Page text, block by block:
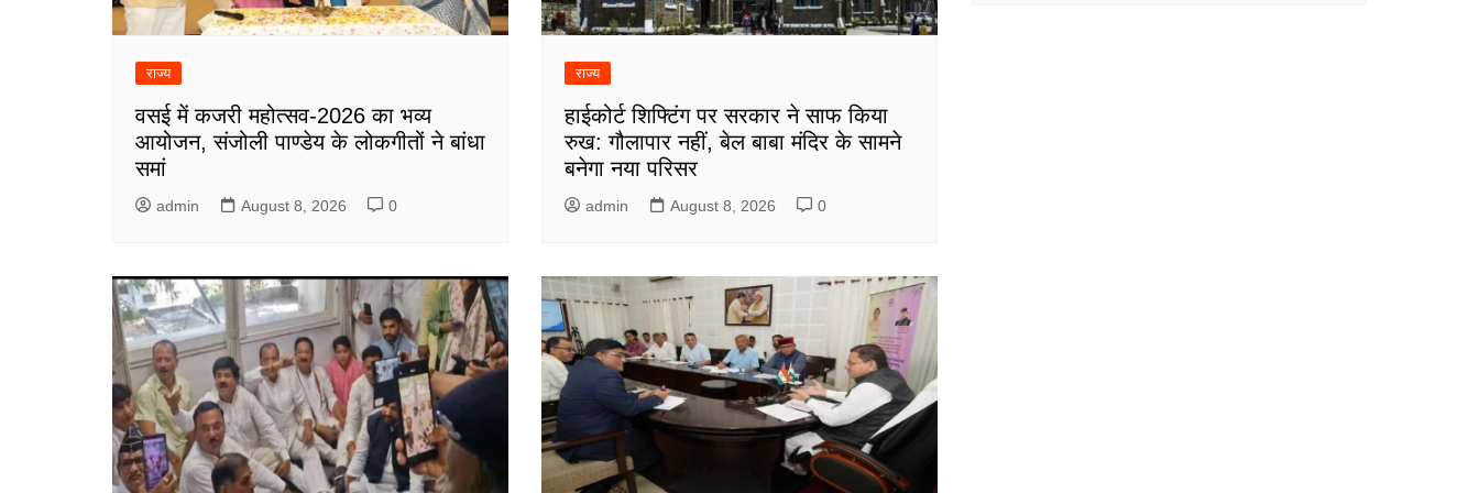
राज्य
वसई में कजरी महोत्सव-2026 का भव्य
आयोजन, संजोली पाण्डेय के लोकगीतों ने बांधा
समां
admin August 8, 2026 0
राज्य
हाईकोर्ट शिफ्टिंग पर सरकार ने साफ किया
रुख: गौलापार नहीं, बेल बाबा मंदिर के सामने
बनेगा नया परिसर
admin August 8, 2026 0